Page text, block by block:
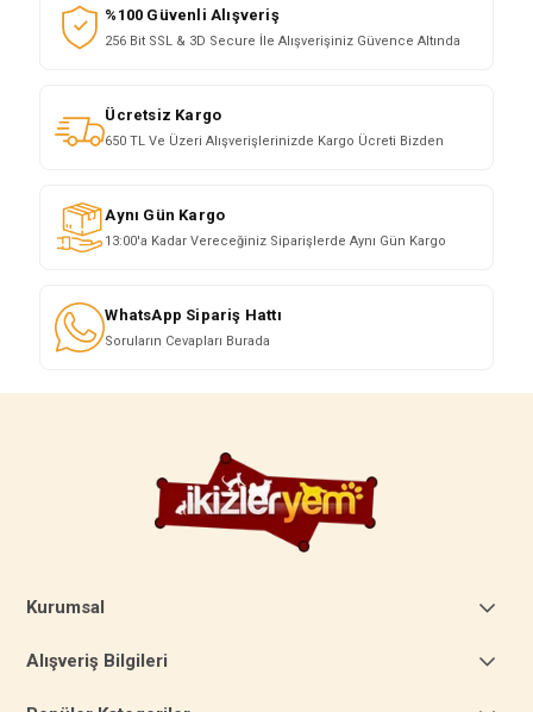
%100 Güvenli Alışveriş
256 Bit SSL & 3D Secure İle Alışverişiniz Güvence Altında
Ücretsiz Kargo
650 TL Ve Üzeri Alışverişlerinizde Kargo Ücreti Bizden
Aynı Gün Kargo
13:00'a Kadar Vereceğiniz Siparişlerde Aynı Gün Kargo
WhatsApp Sipariş Hattı
Soruların Cevapları Burada
Kurumsal
Alışveriş Bilgileri